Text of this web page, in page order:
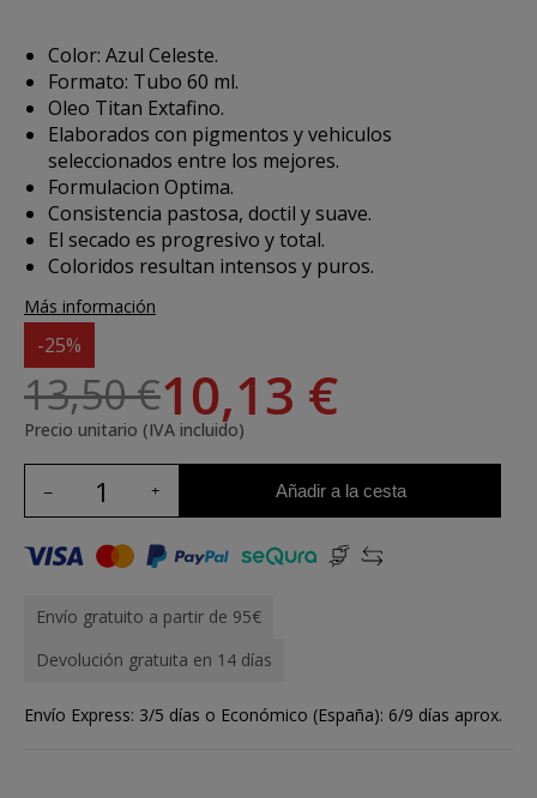
Color: Azul Celeste.
Formato: Tubo 60 ml.
Oleo Titan Extafino.
Elaborados con pigmentos y vehiculos
seleccionados entre los mejores.
Formulacion Optima.
Consistencia pastosa, doctil y suave.
El secado es progresivo y total.
Coloridos resultan intensos y puros.
Más información
-25%
13,50 €10,13 €
Precio unitario (IVA incluido)
Añadir a la cesta
Envío gratuito a partir de 95€
Devolución gratuita en 14 días
Envío Express: 3/5 días o Económico (España): 6/9 días aprox.